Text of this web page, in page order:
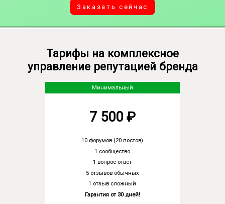
Заказать сейчас
Тарифы на комплексное
управление репутацией бренда
Минимальный
7 500 ₽
10 форумов (20 постов)
1 сообщество
1 вопрос-ответ
5 отзывов обычных
1 отзыв сложный
Гарантия от 30 дней!